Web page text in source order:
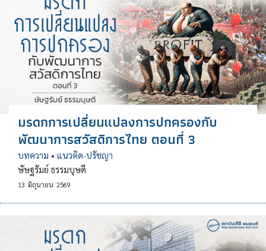
มรดกการเปลี่ยนแปลงการปกครองกับ
พัฒนาการสวัสดิการไทย ตอนที่ 3
บทความ • แนวคิด-ปรัชญา
ษัษฐรัมย์ ธรรมบุษดี
13 มิถุนายน 2569